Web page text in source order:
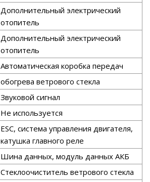
Дополнительный электрический
отопитель
Дополнительный электрический
отопитель
Автоматическая коробка передач
обогрева ветрового стекла
Звуковой сигнал
Не используется
ESC, система управления двигателя,
катушка главного реле
Шина данных, модуль данных АКБ
Стеклоочиститель ветрового стекла